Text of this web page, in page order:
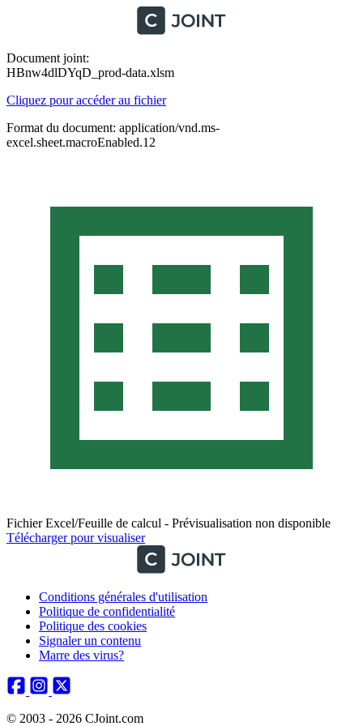
Document joint:
HBnw4dlDYqD_prod-data.xlsm
Cliquez pour accéder au fichier
Format du document: application/vnd.ms-
excel.sheet.macroEnabled.12
Fichier Excel/Feuille de calcul - Prévisualisation non disponible
Télécharger pour visualiser
Conditions générales d'utilisation
Politique de confidentialité
Politique des cookies
Signaler un contenu
Marre des virus?
© 2003 - 2026 CJoint.com